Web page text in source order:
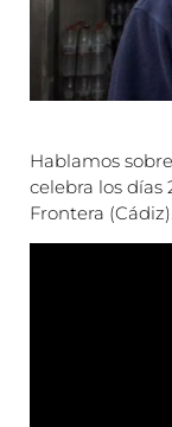
Hablamos
celebra los días
Frontera (Cádiz).